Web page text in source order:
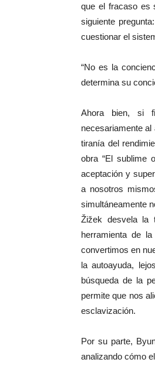
que el fracaso es
siguiente
cuestionar el
“No es la
determina su
Ahora bien, si
necesariamente
tiranía del
obra “El sublime
aceptación y
a nosotros
simultáneamente
Žižek desvela la
herramienta de
convertimos en
la autoayuda,
búsqueda de la
permite que nos
esclavización.
Por su parte,
analizando cómo